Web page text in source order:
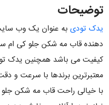
توضیحات
یدک تودیبه عنوان یک وب سایت
کیفیت می باشد همچنین یدک
معتبرترین برندها با سرعت و